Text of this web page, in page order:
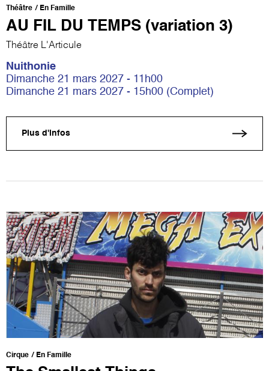
Théâtre En Famille
AU FIL DU TEMPS (variation 3)
Théâtre L'Articule
Nuithonie
Dimanche 21 mars 2027 - 11h00
Dimanche 21 mars 2027 - 15h00 (Complet)
Plus d'infos
Cirque En Famille